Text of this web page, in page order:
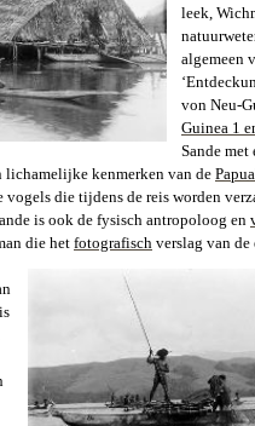
leek,
algemeen
‘
von Neu-
Guinea 1
Sande
lichamelijke kenmerken van de
die tijdens de reis worden
is ook de fysisch antropoloog en
die het fotografisch verslag van